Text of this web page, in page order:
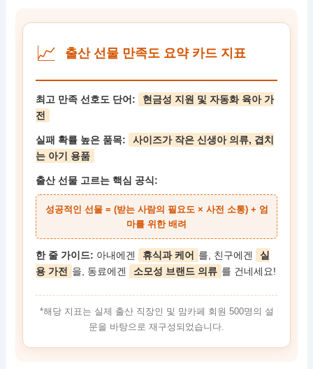
📈 출산 선물 만족도 요약 카드 지표
최고 만족 선호도 단어:
현금성 지원 및 자동화 육아 가
전
실패 확률 높은 품목:
사이즈가 작은 신생아 의류, 겹치
는 아기 용품
출산 선물 고르는 핵심 공식:
성공적인 선물 = (받는 사람의 필요도 × 사전 소통) + 엄
마를 위한 배려
한 줄 가이드: 아내에겐 휴식과 케어 를, 친구에겐
실
용 가전
을, 동료에겐 소모성 브랜드 의류 를 건네세요!
*해당 지표는 실제 출산 직장인 및 맘카페 회원 500명의 설
문을 바탕으로 재구성되었습니다.